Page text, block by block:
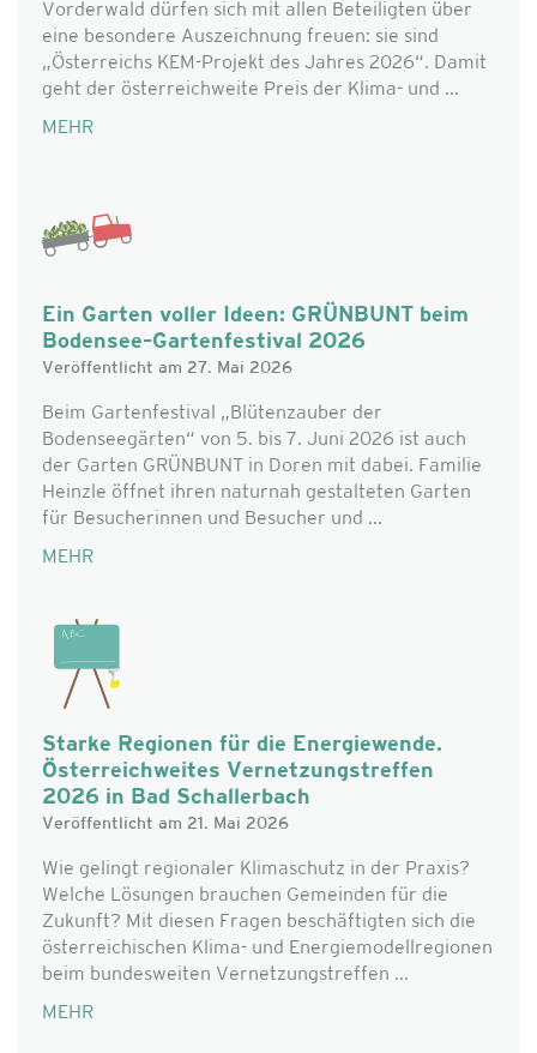
Vorderwald dürfen sich mit allen Beteiligten über
eine besondere Auszeichnung freuen: sie sind
„Österreichs KEM-Projekt des Jahres 2026“. Damit
geht der österreichweite Preis der Klima- und ...
MEHR
Ein Garten voller Ideen: GRÜNBUNT beim
Bodensee–Gartenfestival 2026
Veröffentlicht am 27. Mai 2026
Beim Gartenfestival „Blütenzauber der
Bodenseegärten“ von 5. bis 7. Juni 2026 ist auch
der Garten GRÜNBUNT in Doren mit dabei. Familie
Heinzle öffnet ihren naturnah gestalteten Garten
für Besucherinnen und Besucher und ...
MEHR
Starke Regionen für die Energiewende.
Österreichweites Vernetzungstreffen
2026 in Bad Schallerbach
Veröffentlicht am 21. Mai 2026
Wie gelingt regionaler Klimaschutz in der Praxis?
Welche Lösungen brauchen Gemeinden für die
Zukunft? Mit diesen Fragen beschäftigten sich die
österreichischen Klima- und Energiemodellregionen
beim bundesweiten Vernetzungstreffen ...
MEHR